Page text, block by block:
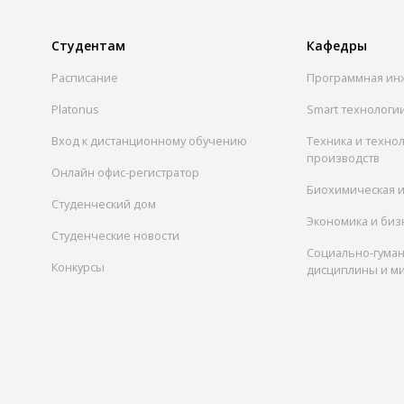
Студентам
Расписание
Platonus
Вход к дистанционному обучению
Онлайн офис-регистратор
Студенческий дом
Студенческие новости
Конкурсы
Кафедры
Программная
Smart
Техника и
производств
Биохимическая
Экономика и
Социально-
дисциплины и